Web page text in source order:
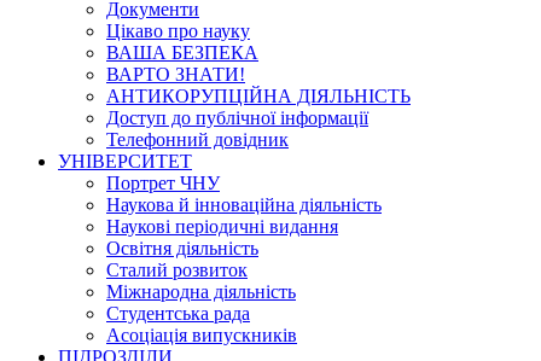
Документи
Цікаво про науку
ВАША БЕЗПЕКА
ВАРТО ЗНАТИ!
АНТИКОРУПЦІЙНА ДІЯЛЬНІСТЬ
Доступ до публічної інформації
Телефонний довідник
УНІВЕРСИТЕТ
Портрет ЧНУ
Наукова й інноваційна діяльність
Наукові періодичні видання
Освітня діяльність
Сталий розвиток
Міжнародна діяльність
Студентська рада
Асоціація випускників
ПІДРОЗДІЛИ